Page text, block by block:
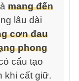
mang đến
lâu dài
cơn đau
phong
cấu tạo
khi cất giữ.